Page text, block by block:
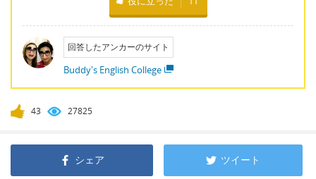
回答したアンカーのサイト
Buddy's English College
43 27825
シェア ツイート